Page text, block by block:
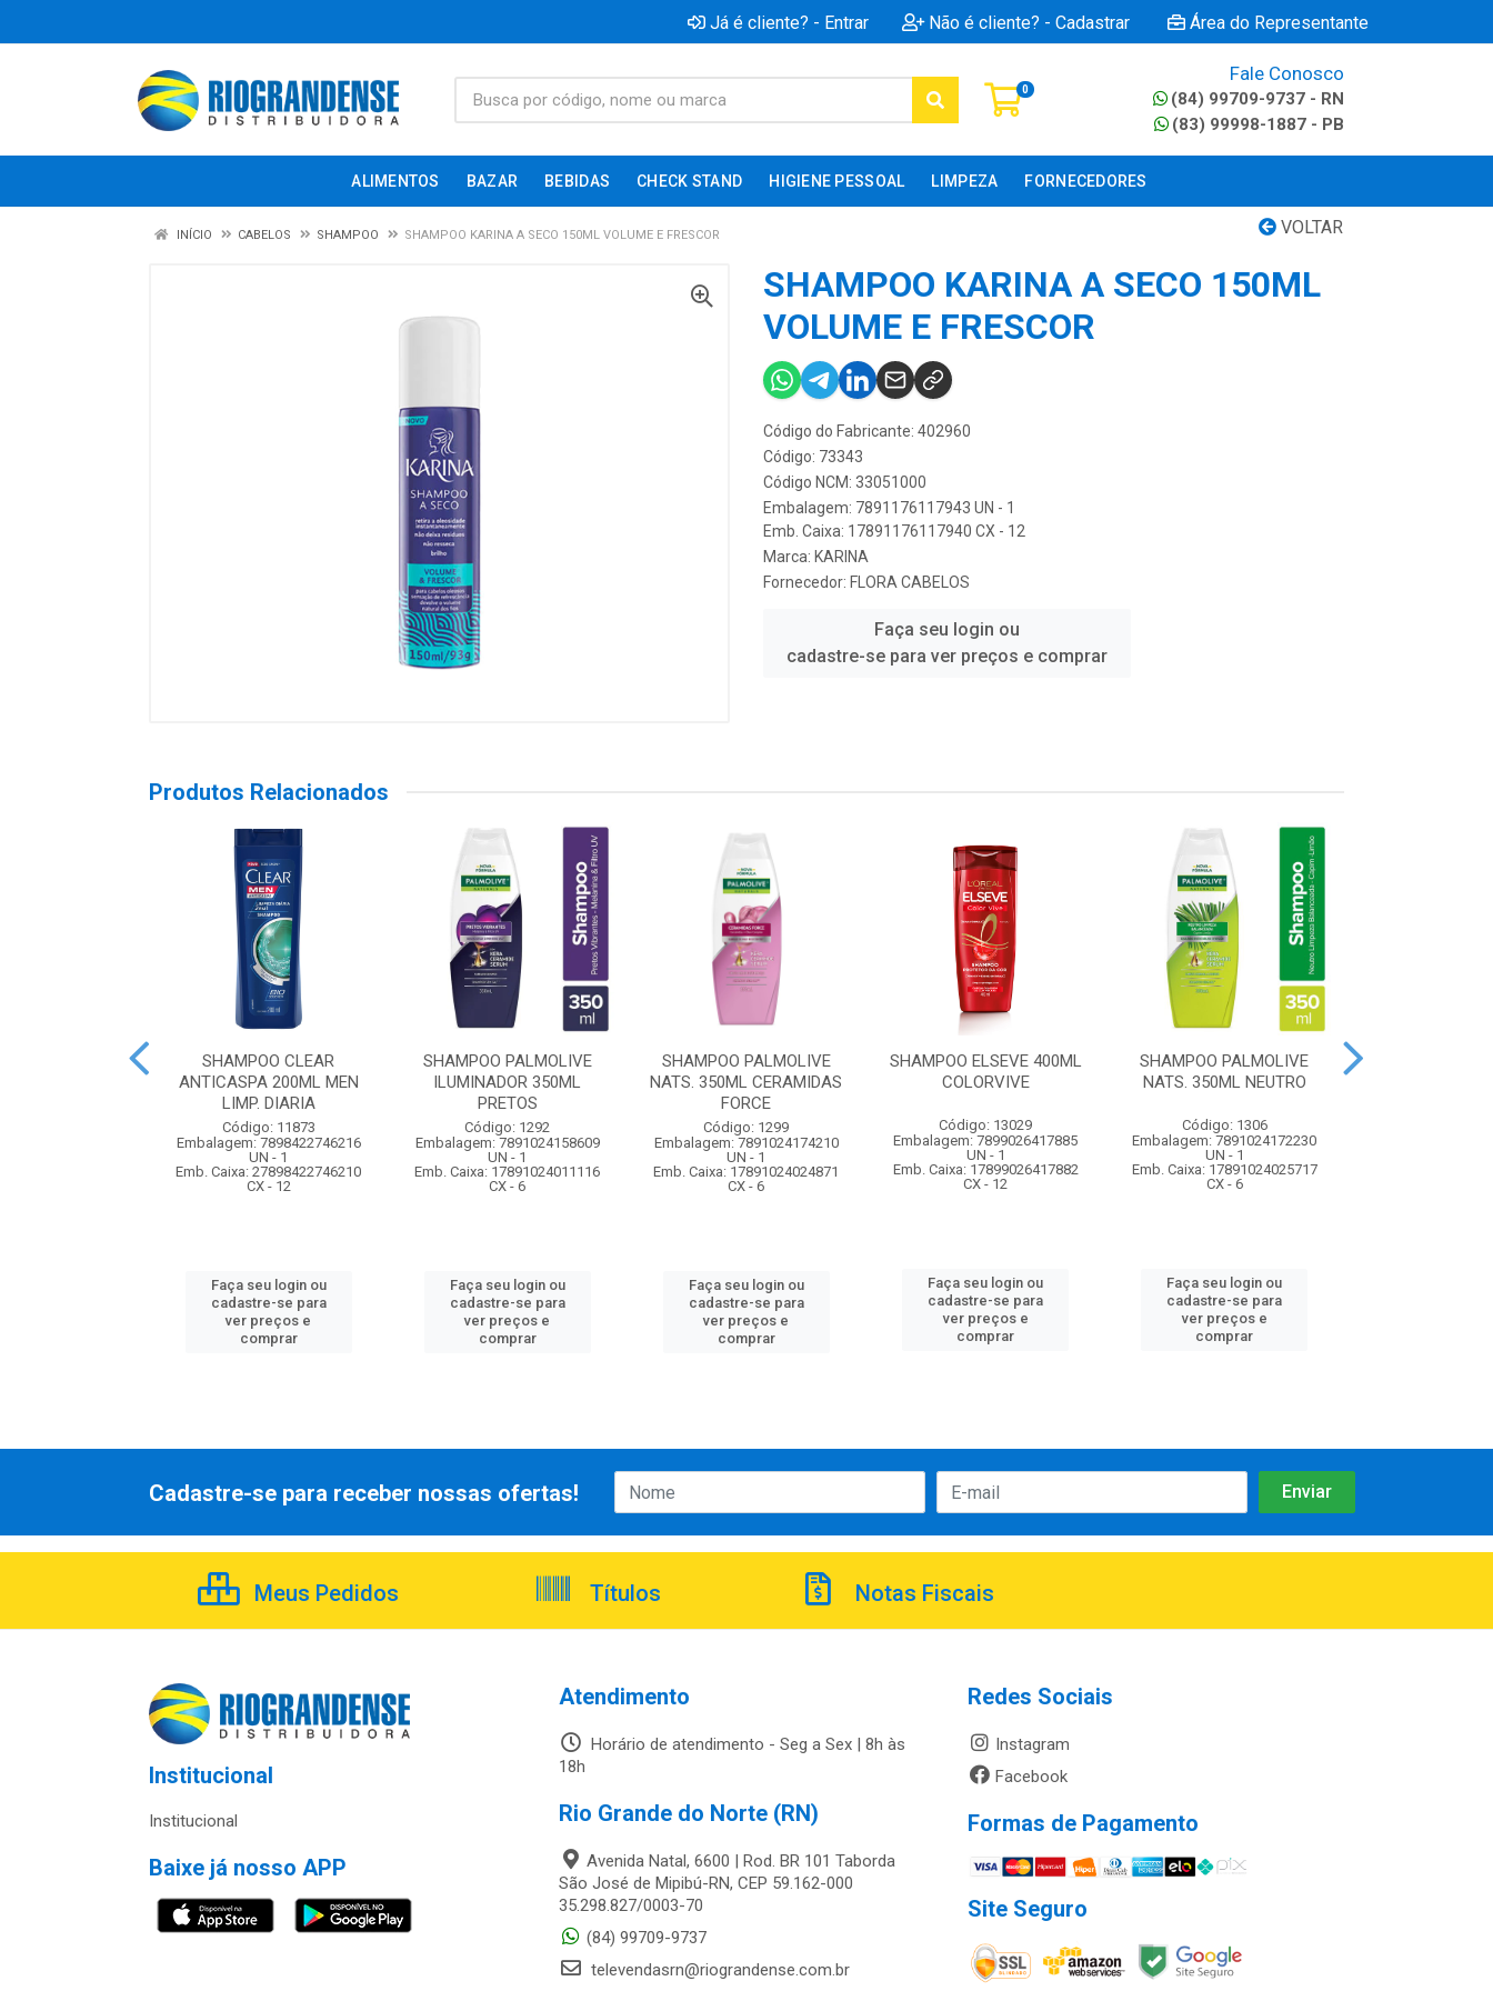
Já é cliente? - Entrar Não é cliente? - Cadastrar Área do Representante
0
Fale Conosco
(84) 99709-9737 - RN
(83) 99998-1887 - PB
ALIMENTOS BAZAR BEBIDAS CHECK STAND HIGIENE PESSOAL LIMPEZA FORNECEDORES
VOLTAR
INÍCIO CABELOS SHAMPOO SHAMPOO KARINA A SECO 150ML VOLUME E FRESCOR
SHAMPOO KARINA A SECO 150ML
VOLUME E FRESCOR
Código do Fabricante: 402960
Código: 73343
Código NCM: 33051000
Embalagem: 7891176117943 UN - 1
Emb. Caixa: 17891176117940 CX - 12
Marca: KARINA
Fornecedor: FLORA CABELOS
Faça seu login ou
cadastre-se para ver preços e comprar
Produtos Relacionados
SHAMPOO CLEAR
ANTICASPA 200ML MEN
LIMP. DIARIA
Código: 11873
Embalagem: 7898422746216
UN - 1
Emb. Caixa: 27898422746210
CX - 12
Faça seu login ou
cadastre-se para
ver preços e
comprar
SHAMPOO PALMOLIVE
ILUMINADOR 350ML
PRETOS
Código: 1292
Embalagem: 7891024158609
UN - 1
Emb. Caixa: 17891024011116
CX - 6
Faça seu login ou
cadastre-se para
ver preços e
comprar
SHAMPOO PALMOLIVE
NATS. 350ML CERAMIDAS
FORCE
Código: 1299
Embalagem: 7891024174210
UN - 1
Emb. Caixa: 17891024024871
CX - 6
Faça seu login ou
cadastre-se para
ver preços e
comprar
SHAMPOO ELSEVE 400ML
COLORVIVE
Código: 13029
Embalagem: 7899026417885
UN - 1
Emb. Caixa: 17899026417882
CX - 12
Faça seu login ou
cadastre-se para
ver preços e
comprar
SHAMPOO PALMOLIVE
NATS. 350ML NEUTRO
Código: 1306
Embalagem: 7891024172230
UN - 1
Emb. Caixa: 17891024025717
CX - 6
Faça seu login ou
cadastre-se para
ver preços e
comprar
Cadastre-se para receber nossas ofertas!
Meus Pedidos Títulos Notas Fiscais
Institucional
Institucional
Baixe já nosso APP
Atendimento
Horário de atendimento - Seg a Sex | 8h às
18h
Rio Grande do Norte (RN)
Avenida Natal, 6600 | Rod. BR 101 Taborda
São José de Mipibú-RN, CEP 59.162-000
35.298.827/0003-70
(84) 99709-9737
televendasrn@riograndense.com.br
Redes Sociais
Instagram
Facebook
Formas de Pagamento
Site Seguro